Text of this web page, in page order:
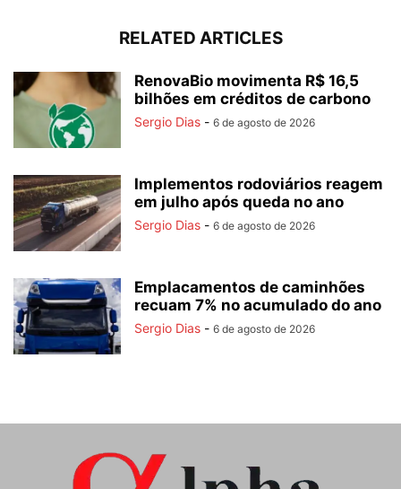
RELATED ARTICLES
RenovaBio movimenta R$ 16,5
bilhões em créditos de carbono
Sergio Dias - 6 de agosto de 2026
Implementos rodoviários reagem
em julho após queda no ano
Sergio Dias - 6 de agosto de 2026
Emplacamentos de caminhões
recuam 7% no acumulado do ano
Sergio Dias - 6 de agosto de 2026